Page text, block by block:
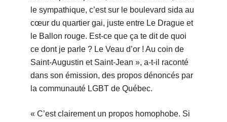
le sympathique, c’est sur le boulevard sida au
cœur du quartier gai, juste entre Le Drague et
le Ballon rouge. Est-ce que ça te dit de quoi
ce dont je parle ? Le Veau d’or ! Au coin de
Saint-Augustin et Saint-Jean », a-t-il raconté
dans son émission, des propos dénoncés par
la communauté LGBT de Québec.
« C’est clairement un propos homophobe. Si